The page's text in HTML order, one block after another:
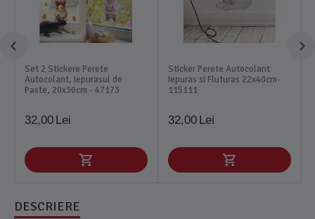
Set 2 Stickere Perete
Autocolant, Iepurasul de
Paste, 20x30cm - 47173
32,00 Lei
Sticker Perete Autocolant
Iepuras si Fluturas 22x40cm-
115111
32,00 Lei
DESCRIERE